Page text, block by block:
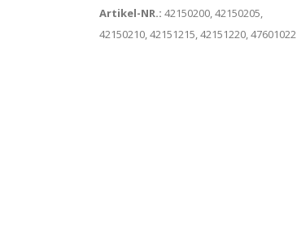
Artikel-NR.: 42150200, 42150205,
42150210, 42151215, 42151220, 47601022